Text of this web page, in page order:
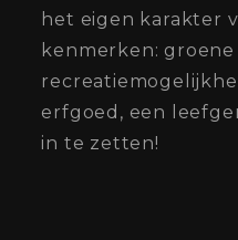
het eigen karakter
kenmerken: groene
erfgoed, een
in te zetten!